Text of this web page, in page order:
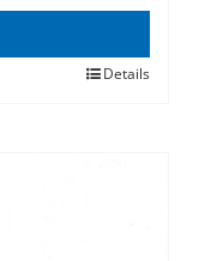
Details